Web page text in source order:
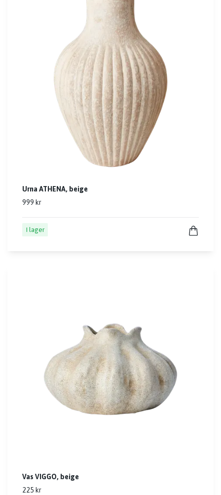
Urna ATHENA, beige
999 kr
I lager
Vas VIGGO, beige
225 kr